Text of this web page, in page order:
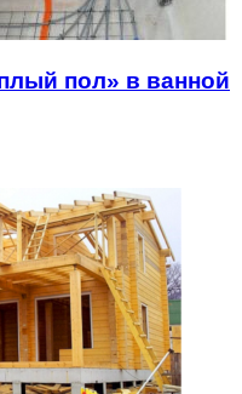
пол» в ванной